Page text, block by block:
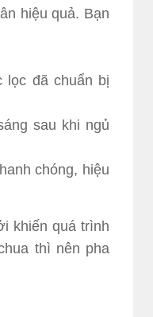
hiệu quả. Bạn
lọc đã chuẩn bị
sau khi ngủ
chóng, hiệu
khiến quá trình
thì nên pha